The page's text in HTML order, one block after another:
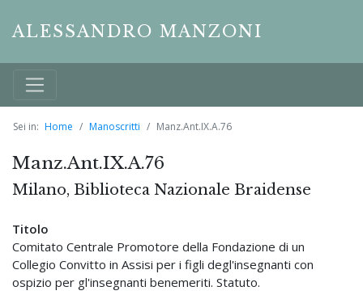
ALESSANDRO MANZONI
Sei in: Home Manoscritti Manz.Ant.IX.A.76
Manz.Ant.IX.A.76
Milano, Biblioteca Nazionale Braidense
Titolo
Comitato Centrale Promotore della Fondazione di un
Collegio Convitto in Assisi per i figli degl'insegnanti con
ospizio per gl'insegnanti benemeriti. Statuto.